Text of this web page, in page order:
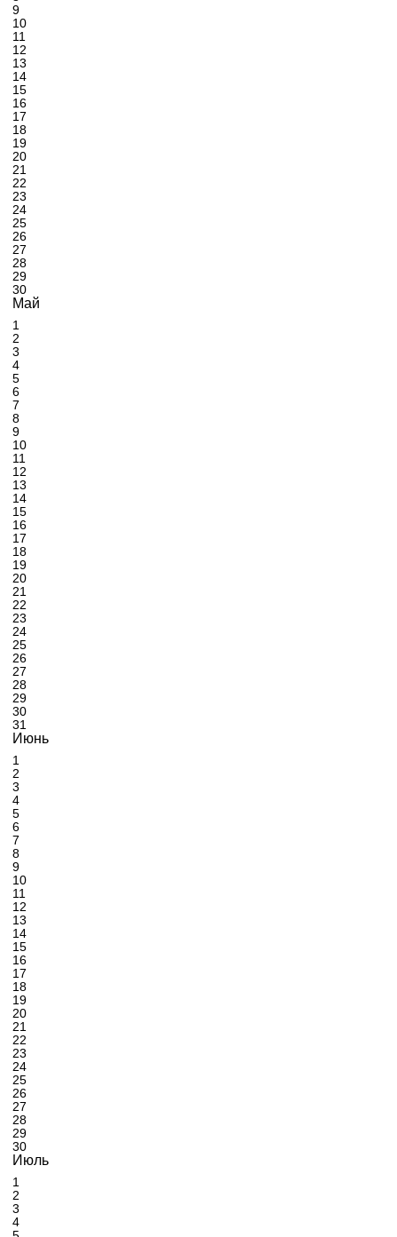
9
10
11
12
13
14
15
16
17
18
19
20
21
22
23
24
25
26
27
28
29
30
Май
1
2
3
4
5
6
7
8
9
10
11
12
13
14
15
16
17
18
19
20
21
22
23
24
25
26
27
28
29
30
31
Июнь
1
2
3
4
5
6
7
8
9
10
11
12
13
14
15
16
17
18
19
20
21
22
23
24
25
26
27
28
29
30
Июль
1
2
3
4